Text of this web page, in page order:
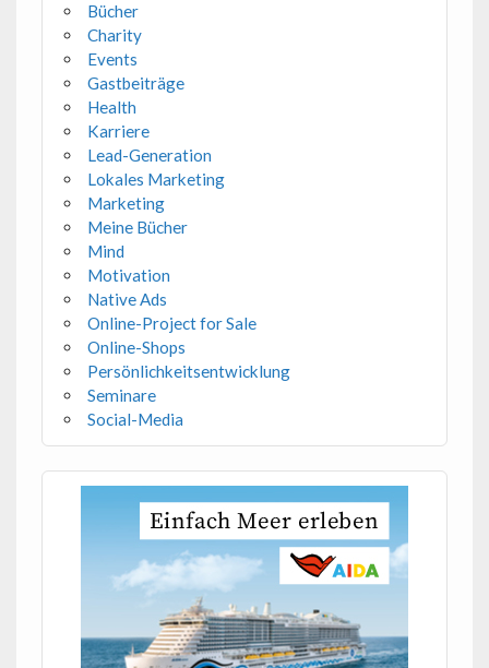
Bücher
Charity
Events
Gastbeiträge
Health
Karriere
Lead-Generation
Lokales Marketing
Marketing
Meine Bücher
Mind
Motivation
Native Ads
Online-Project for Sale
Online-Shops
Persönlichkeitsentwicklung
Seminare
Social-Media